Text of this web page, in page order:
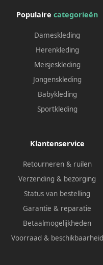
Populaire categorieën
Dameskleding
Herenkleding
Meisjeskleding
Jongenskleding
Babykleding
Sportkleding
Klantenservice
Retourneren & ruilen
Verzending & bezorging
Status van bestelling
Garantie & reparatie
Betaalmogelijkheden
Voorraad & beschikbaarheid